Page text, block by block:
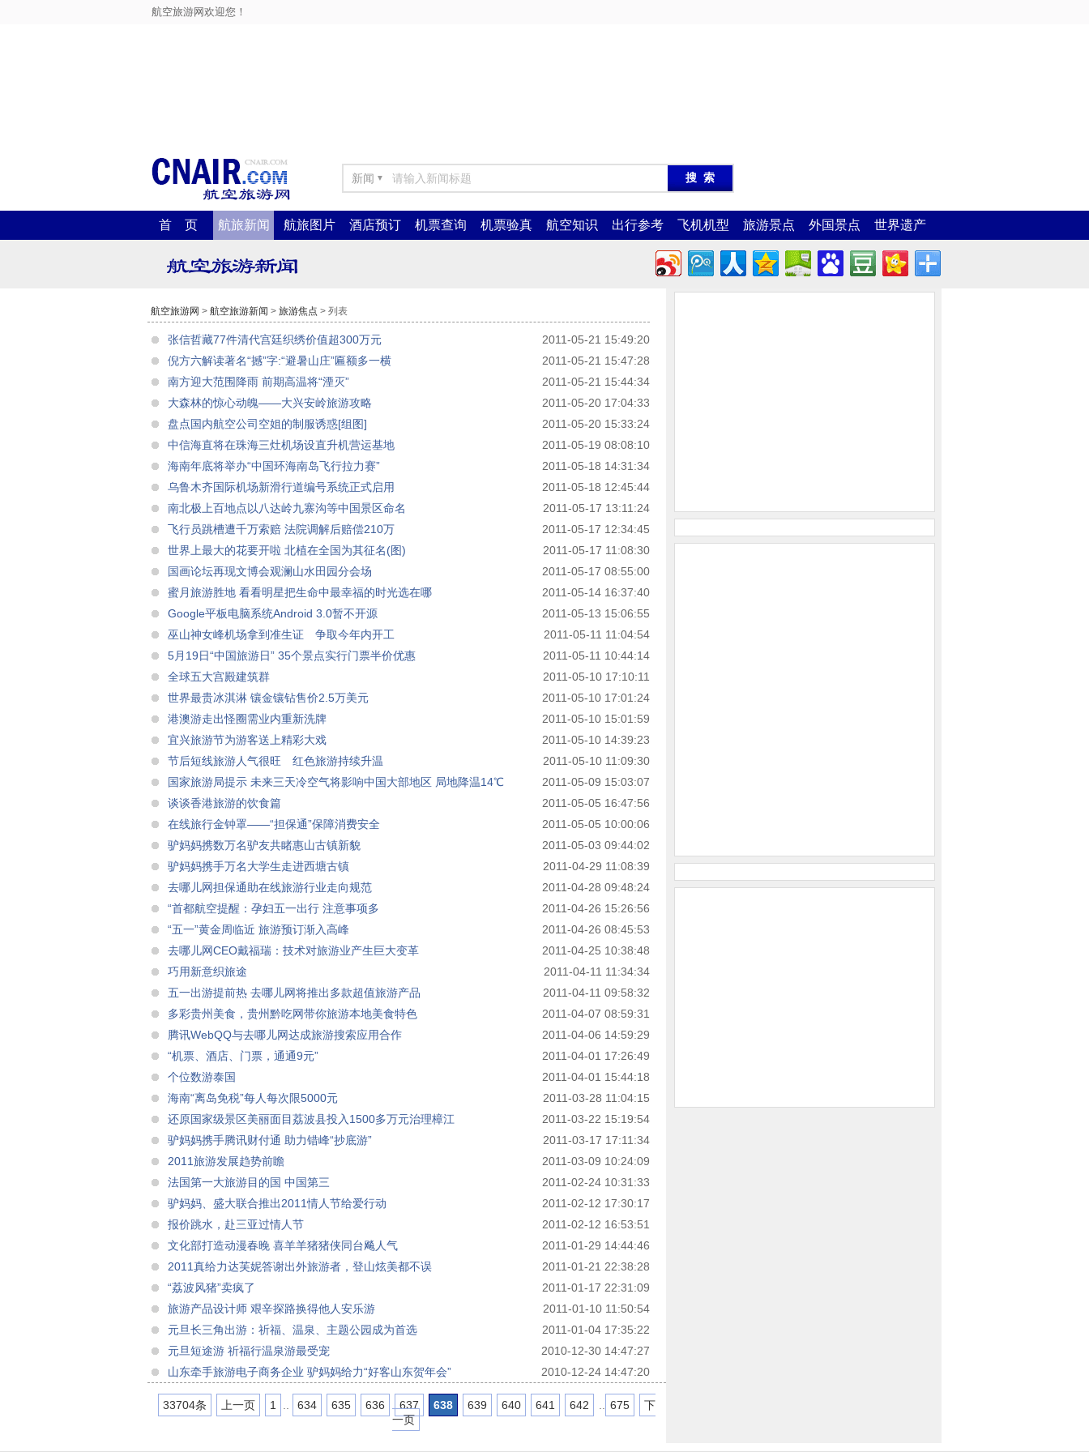
航空旅游网欢迎您！
新闻 ▼
首 页 航旅新闻 航旅图片 酒店预订 机票查询 机票验真 航空知识 出行参考 飞机机型 旅游景点 外国景点 世界遗产
航空旅游网 > 航空旅游新闻 > 旅游焦点 > 列表
张信哲藏77件清代宫廷织绣价值超300万元
2011-05-21 15:49:20
倪方六解读著名“撼”字:“避暑山庄”匾额多一横
2011-05-21 15:47:28
南方迎大范围降雨 前期高温将“湮灭”
2011-05-21 15:44:34
大森林的惊心动魄――大兴安岭旅游攻略
2011-05-20 17:04:33
盘点国内航空公司空姐的制服诱惑[组图]
2011-05-20 15:33:24
中信海直将在珠海三灶机场设直升机营运基地
2011-05-19 08:08:10
海南年底将举办“中国环海南岛飞行拉力赛”
2011-05-18 14:31:34
乌鲁木齐国际机场新滑行道编号系统正式启用
2011-05-18 12:45:44
南北极上百地点以八达岭九寨沟等中国景区命名
2011-05-17 13:11:24
飞行员跳槽遭千万索赔 法院调解后赔偿210万
2011-05-17 12:34:45
世界上最大的花要开啦 北植在全国为其征名(图)
2011-05-17 11:08:30
国画论坛再现文博会观澜山水田园分会场
2011-05-17 08:55:00
蜜月旅游胜地 看看明星把生命中最幸福的时光选在哪
2011-05-14 16:37:40
Google平板电脑系统Android 3.0暂不开源
2011-05-13 15:06:55
巫山神女峰机场拿到准生证 争取今年内开工
2011-05-11 11:04:54
5月19日“中国旅游日” 35个景点实行门票半价优惠
2011-05-11 10:44:14
全球五大宫殿建筑群
2011-05-10 17:10:11
世界最贵冰淇淋 镶金镶钻售价2.5万美元
2011-05-10 17:01:24
港澳游走出怪圈需业内重新洗牌
2011-05-10 15:01:59
宜兴旅游节为游客送上精彩大戏
2011-05-10 14:39:23
节后短线旅游人气很旺 红色旅游持续升温
2011-05-10 11:09:30
国家旅游局提示 未来三天冷空气将影响中国大部地区 局地降温14℃
2011-05-09 15:03:07
谈谈香港旅游的饮食篇
2011-05-05 16:47:56
在线旅行金钟罩――“担保通”保障消费安全
2011-05-05 10:00:06
驴妈妈携数万名驴友共睹惠山古镇新貌
2011-05-03 09:44:02
驴妈妈携手万名大学生走进西塘古镇
2011-04-29 11:08:39
去哪儿网担保通助在线旅游行业走向规范
2011-04-28 09:48:24
“首都航空提醒：孕妇五一出行 注意事项多
2011-04-26 15:26:56
“五一”黄金周临近 旅游预订渐入高峰
2011-04-26 08:45:53
去哪儿网CEO戴福瑞：技术对旅游业产生巨大变革
2011-04-25 10:38:48
巧用新意织旅途
2011-04-11 11:34:34
五一出游提前热 去哪儿网将推出多款超值旅游产品
2011-04-11 09:58:32
多彩贵州美食，贵州黔吃网带你旅游本地美食特色
2011-04-07 08:59:31
腾讯WebQQ与去哪儿网达成旅游搜索应用合作
2011-04-06 14:59:29
“机票、酒店、门票，通通9元”
2011-04-01 17:26:49
个位数游泰国
2011-04-01 15:44:18
海南“离岛免税”每人每次限5000元
2011-03-28 11:04:15
还原国家级景区美丽面目荔波县投入1500多万元治理樟江
2011-03-22 15:19:54
驴妈妈携手腾讯财付通 助力错峰“抄底游”
2011-03-17 17:11:34
2011旅游发展趋势前瞻
2011-03-09 10:24:09
法国第一大旅游目的国 中国第三
2011-02-24 10:31:33
驴妈妈、盛大联合推出2011情人节给爱行动
2011-02-12 17:30:17
报价跳水，赴三亚过情人节
2011-02-12 16:53:51
文化部打造动漫春晚 喜羊羊猪猪侠同台飚人气
2011-01-29 14:44:46
2011真给力达芙妮答谢出外旅游者，登山炫美都不误
2011-01-21 22:38:28
“荔波风猪”卖疯了
2011-01-17 22:31:09
旅游产品设计师 艰辛探路换得他人安乐游
2011-01-10 11:50:54
元旦长三角出游：祈福、温泉、主题公园成为首选
2011-01-04 17:35:22
元旦短途游 祈福行温泉游最受宠
2010-12-30 14:47:27
山东牵手旅游电子商务企业 驴妈妈给力“好客山东贺年会”
2010-12-24 14:47:20
33704条 上一页 1 634 635 636 637 638 639 640 641 642 675
下
一页